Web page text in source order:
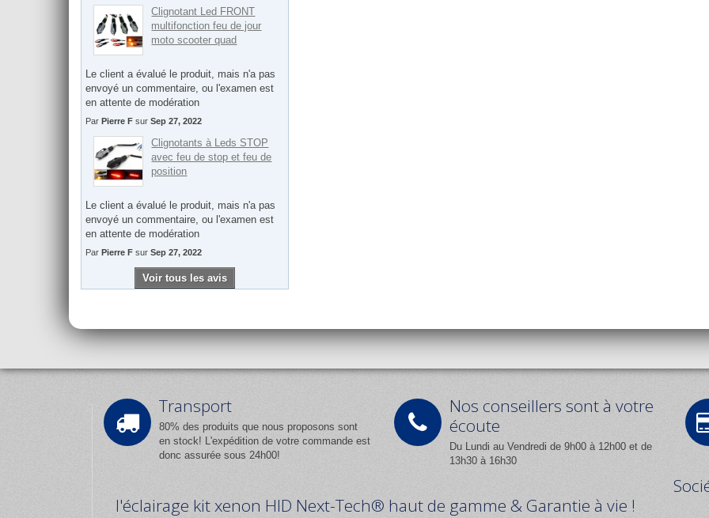
Clignotant Led FRONT
multifonction feu de jour
moto scooter quad
Le client a évalué le produit, mais n'a pas
envoyé un commentaire, ou l'examen est
en attente de modération
Par Pierre F sur Sep 27, 2022
Clignotants à Leds STOP
avec feu de stop et feu de
position
Le client a évalué le produit, mais n'a pas
envoyé un commentaire, ou l'examen est
en attente de modération
Par Pierre F sur Sep 27, 2022
Voir tous les avis
Transport
80% des produits que nous proposons sont
en stock! L'expédition de votre commande est
donc assurée sous 24h00!
Nos conseillers sont à votre
écoute
Du Lundi au Vendredi de 9h00 à 12h00 et de
13h30 à 16h30
l'éclairage kit xenon HID Next-Tech® haut de gamme & Garantie à vie !